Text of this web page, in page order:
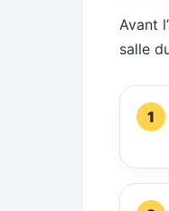
Avant
salle